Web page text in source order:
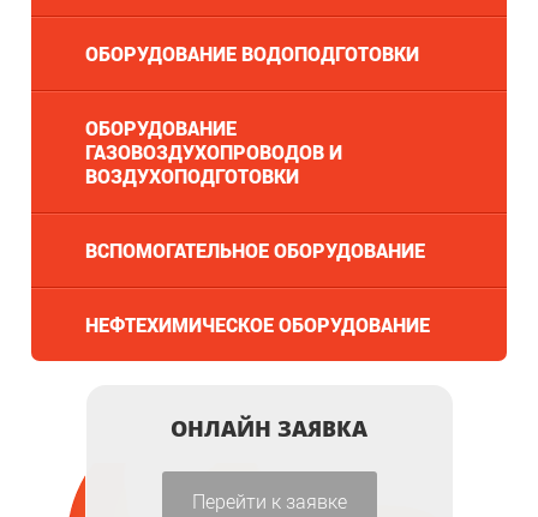
ОБОРУДОВАНИЕ ВОДОПОДГОТОВКИ
ОБОРУДОВАНИЕ
ГАЗОВОЗДУХОПРОВОДОВ И
ВОЗДУХОПОДГОТОВКИ
ВСПОМОГАТЕЛЬНОЕ ОБОРУДОВАНИЕ
НЕФТЕХИМИЧЕСКОЕ ОБОРУДОВАНИЕ
ОНЛАЙН ЗАЯВКА
Перейти к заявке